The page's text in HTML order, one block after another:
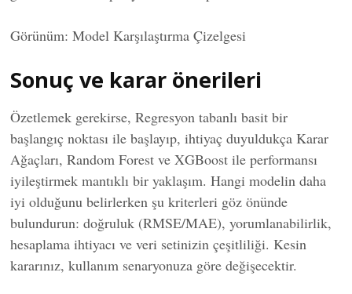
Görünüm: Model Karşılaştırma Çizelgesi
Sonuç ve karar önerileri
Özetlemek gerekirse, Regresyon tabanlı basit bir
başlangıç noktası ile başlayıp, ihtiyaç duyuldukça Karar
Ağaçları, Random Forest ve XGBoost ile performansı
iyileştirmek mantıklı bir yaklaşım. Hangi modelin daha
iyi olduğunu belirlerken şu kriterleri göz önünde
bulundurun: doğruluk (RMSE/MAE), yorumlanabilirlik,
hesaplama ihtiyacı ve veri setinizin çeşitliliği. Kesin
kararınız, kullanım senaryonuza göre değişecektir.